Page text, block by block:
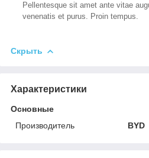
Pellentesque sit amet ante vitae
venenatis et purus. Proin tempus.
Скрыть
Характеристики
Основные
Производитель
BYD